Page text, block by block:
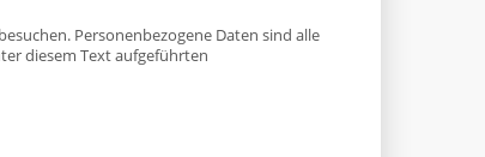
Personenbezogene Daten sind alle
diesem Text aufgeführten